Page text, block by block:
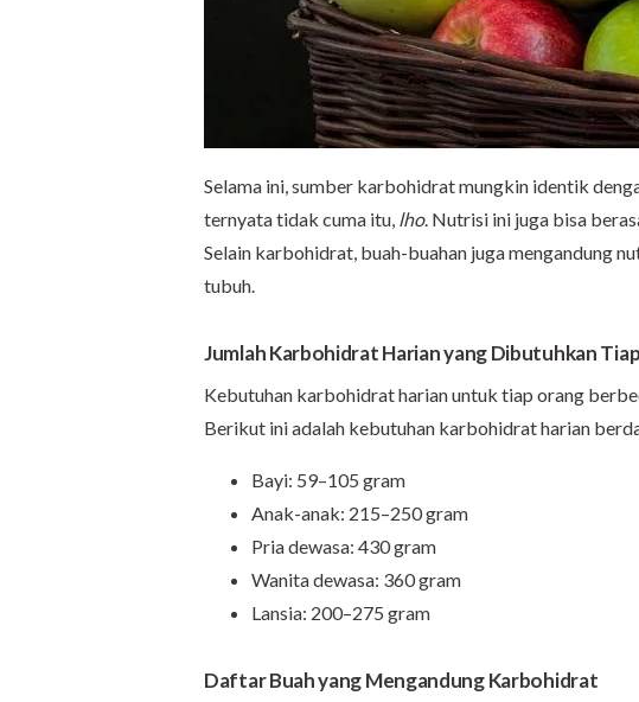
Selama ini, sumber karbohidrat mungkin identik
ternyata tidak cuma itu, lho. Nutrisi ini juga bisa
Selain karbohidrat, buah-buahan juga mengandung
tubuh.
Jumlah Karbohidrat Harian yang Dibutuhkan
Kebutuhan karbohidrat harian untuk tiap orang
Berikut ini adalah kebutuhan karbohidrat harian
Bayi: 59–105 gram
Anak-anak: 215–250 gram
Pria dewasa: 430 gram
Wanita dewasa: 360 gram
Lansia: 200–275 gram
Daftar Buah yang Mengandung Karbohidrat